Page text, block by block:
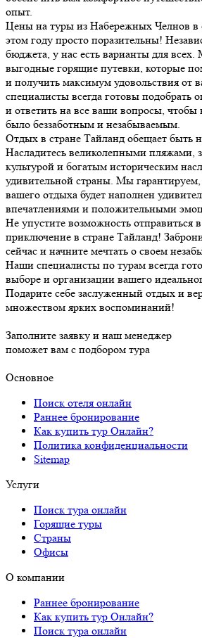
опыт.
Цены на туры из Набережных Челнов в
этом году просто поразительны!
бюджета, у нас есть варианты для
выгодные горящие путевки, которые
и получить максимум удовольствия от
специалисты всегда готовы подобрать
и ответить на все ваши вопросы, чтобы
было беззаботным и незабываемым.
Отдых в стране Тайланд обещает быть
Насладитесь великолепными пляжами,
культурой и богатым историческим
удивительной страны. Мы
вашего отдыха будет наполнен
впечатлениями и положительными
Не упустите возможность отправиться
приключение в стране Тайланд!
сейчас и начните мечтать о своем
Наши специалисты по турам всегда
выборе и организации вашего
Подарите себе заслуженный отдых и
множеством ярких воспоминаний!
Заполните заявку и наш менеджер
поможет вам с подбором тура
Основное
Поиск отеля онлайн
Раннее бронирование
Как купить тур Онлайн?
Политика конфиденциальности
Sitemap
Услуги
Поиск тура онлайн
Горящие туры
Страны
Офисы
О компании
Раннее бронирование
Как купить тур Онлайн?
Поиск тура онлайн